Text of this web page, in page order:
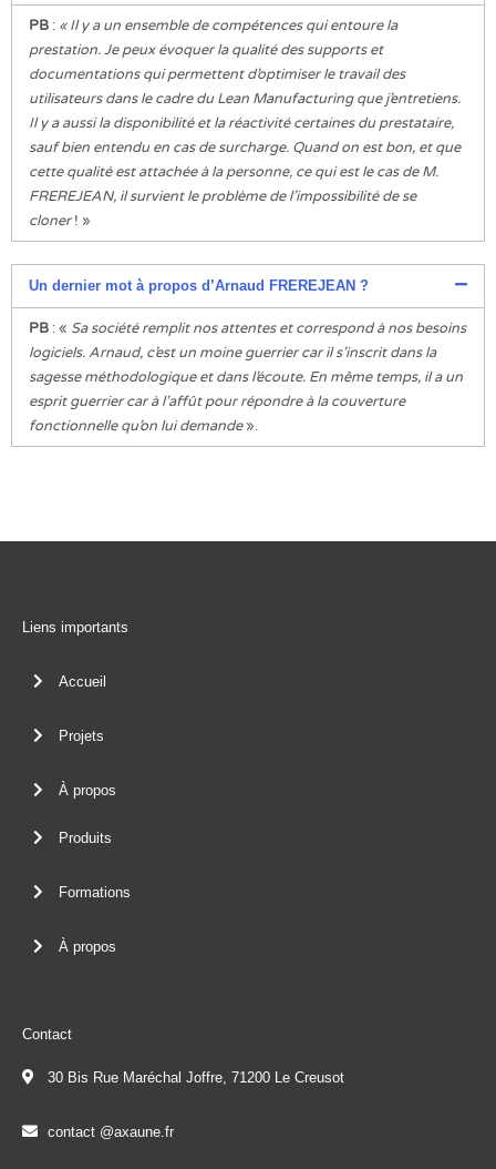
PB : « Il y a un ensemble de compétences qui entoure la
prestation. Je peux évoquer la qualité des supports et
documentations qui permettent d’optimiser le travail des
utilisateurs dans le cadre du Lean Manufacturing que j’entretiens.
Il y a aussi la disponibilité et la réactivité certaines du prestataire,
sauf bien entendu en cas de surcharge. Quand on est bon, et que
cette qualité est attachée à la personne, ce qui est le cas de M.
FREREJEAN, il survient le problème de l’impossibilité de se
cloner! »
Un dernier mot à propos d’Arnaud FREREJEAN ?
PB : « Sa société remplit nos attentes et correspond à nos besoins
logiciels. Arnaud, c’est un moine guerrier car il s’inscrit dans la
sagesse méthodologique et dans l’écoute. En même temps, il a un
esprit guerrier car à l’affût pour répondre à la couverture
fonctionnelle qu’on lui demande».
Liens importants
Accueil
Projets
À propos
Produits
Formations
À propos
Contact
30 Bis Rue Maréchal Joffre, 71200 Le Creusot
contact @axaune.fr